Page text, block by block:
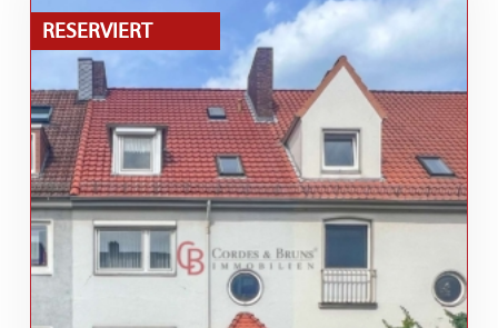
RESERVIERT